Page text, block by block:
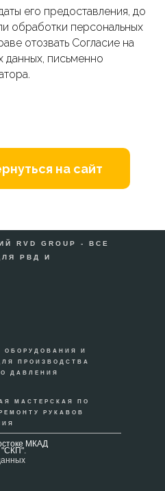
его предоставления, до
обработки персональных
отозвать Согласие на
данных, письменно
на сайт
МКАД
RVD GROUP - ВСЕ
РВД И
ОБОРУДОВАНИЯ И
ПРОИЗВОДСТВА
ДАВЛЕНИЯ
МАСТЕРСКАЯ ПО
РУКАВОВ